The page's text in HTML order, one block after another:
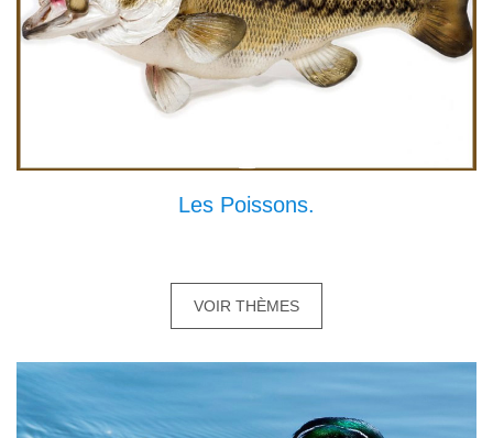
Les Poissons.
VOIR THÈMES